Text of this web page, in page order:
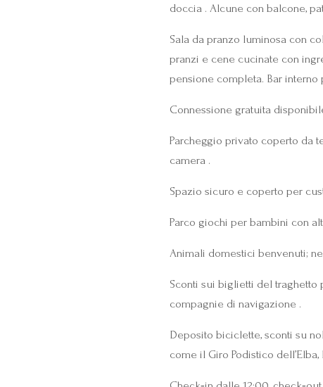
doccia . Alcune con balcone,
Sala da pranzo luminosa con
pranzi e cene cucinate con
pensione completa. Bar interno
Connessione gratuita
Parcheggio privato coperto da
camera .
Spazio sicuro e coperto per
Parco giochi per bambini con
Animali domestici benvenuti;
Sconti sui biglietti del traghetto
compagnie di navigazione .
Deposito biciclette, sconti su
come il Giro Podistico